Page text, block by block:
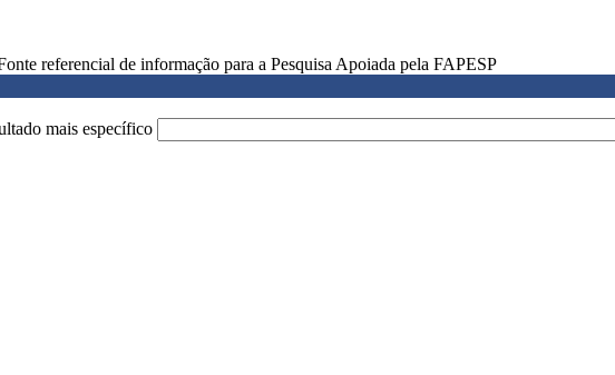
referencial de informação para a Pesquisa Apoiada pela FAPESP
mais específico